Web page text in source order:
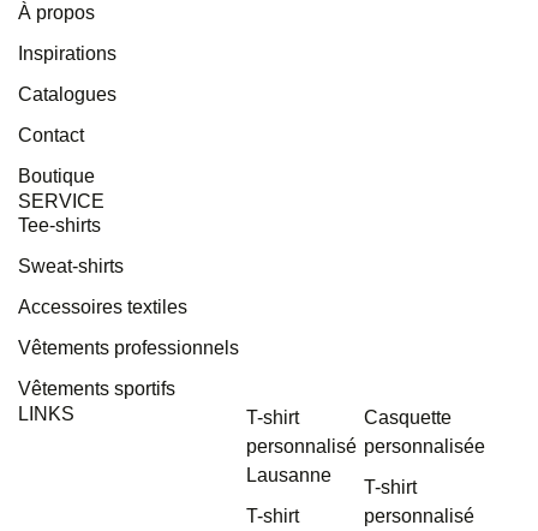
À propos
Inspirations
Catalogues
Contact
Boutique
SERVICE
Tee-shirts
Sweat-shirts
Accessoires textiles
Vêtements professionnels
Vêtements sportifs
LINKS
T-shirt
personnalisé
Lausanne
T-shirt
Casquette
personnalisée
T-shirt
personnalisé